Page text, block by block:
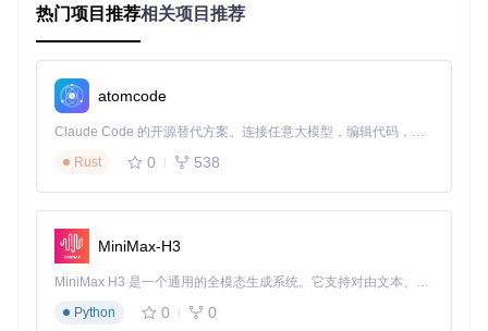
创建基础组件目录结构：
├── widgets/           # 自定义组件目录
│   ├── CustomWidget/
│   │   ├── CustomWidget.js
实现自定义组件需遵循Cesium编码规范，采用ES6类语法组织
代码：
import Widget } from
热门项目推荐相关项目推荐
atomcode
Claude Code 的开源替代方案。连接任意大模型，编辑代码，运行命令，自动验证 — 全自动执行。用 Rust 构建，极致性能。 ｜ An open-source alternative to Claude Code. Connect any LLM, edit code, run commands, and verify changes — autonomously. Built in Rust for speed. Get Started
Rust
0 538
MiniMax-H3
MiniMax H3 是一个通用的全模态生成系统。它支持对由文本、图像、视频和音频组成的多模态上下文进行统一理解，并能生成分辨率高达 2K、时长可达 15 秒的带原生立体声音频的视频。得益于面向任务泛化的系统设计，H3 在预训练阶段就已具备广泛的多模态上下文理解与生成能力，能够出色地执行复杂的多模态指令。
Python
0 0